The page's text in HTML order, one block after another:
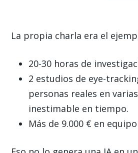
La propia charla era el
20-30 horas de
2 estudios de eye-
personas reales en
inestimable en tiempo.
Más de 9.000 € en